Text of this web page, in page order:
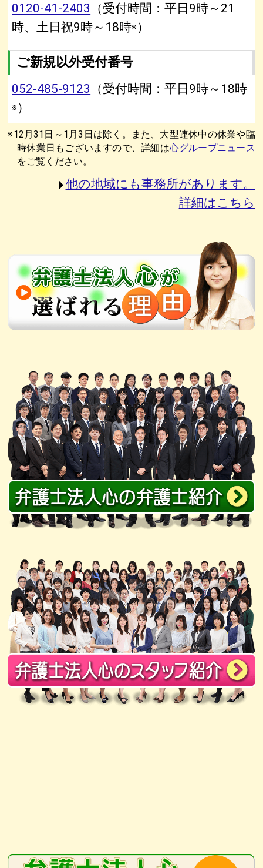
0120-41-2403 （受付時間：平日9時～21
時、土日祝9時～18時※ ）
ご新規以外受付番号
052-485-9123 （受付時間：平日9時～18時
※ ）
※12月31日～1月3日は除く。また、大型連休中の休業や臨
時休業日もございますので、詳細は心グループニュース
をご覧ください。
他の地域にも事務所があります。
詳細はこちら